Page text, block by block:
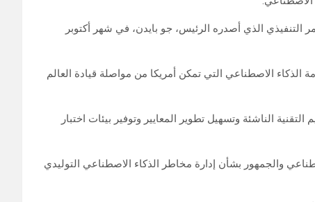
التنفيذي الذي أصدره الرئيس، جو بايدن، في شهر أكتوبر
الاصطناعي التي تمكن أمريكا من مواصلة قيادة العالم
الناشئة وتسهيل تطوير المعايير وتوفير بيئات اختبار
والجمهور بشأن إدارة مخاطر الذكاء الاصطناعي التوليدي